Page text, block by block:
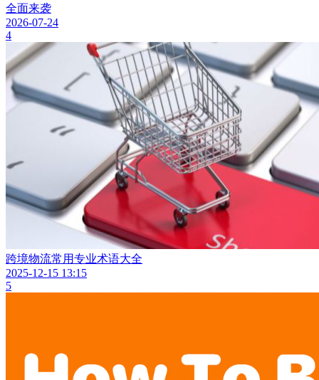
全面来袭
2026-07-24
4
跨境物流常用专业术语大全
2025-12-15 13:15
5